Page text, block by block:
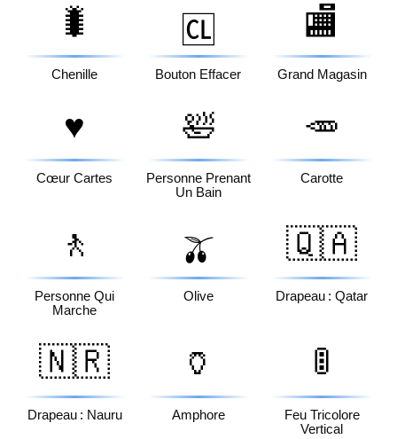
🐛
Chenille
🆑
Bouton Effacer
🏬
Grand Magasin
♥️
Cœur Cartes
🛀
Personne Prenant
Un Bain
🥕
Carotte
🚶
Personne Qui
Marche
🫒
Olive
🇶🇦
Drapeau : Qatar
🇳🇷
Drapeau : Nauru
🏺
Amphore
🚦
Feu Tricolore
Vertical